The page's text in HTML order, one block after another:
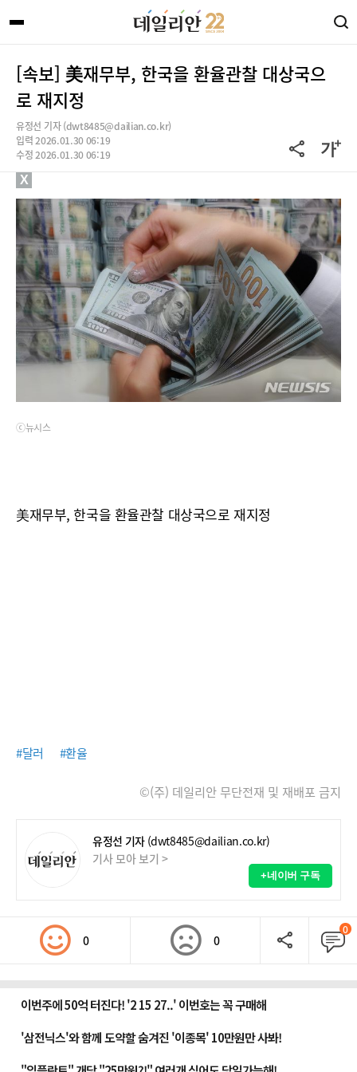
[속보] 美재무부, 한국을 환율관찰 대상국으
로 재지정
유정선 기자 (dwt8485@dailian.co.kr)
입력 2026.01.30 06:19
수정 2026.01.30 06:19
ⓒ뉴시스
美재무부, 한국을 환율관찰 대상국으로 재지정
#달러 #환율
©(주) 데일리안 무단전재 및 재배포 금지
유정선 기자 (dwt8485@dailian.co.kr)
기사 모아 보기 >
+네이버 구독
0 0
0
X